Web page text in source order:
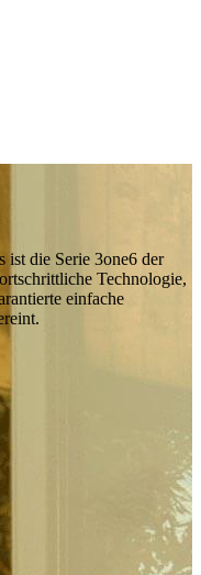
ist die Serie 3one6 der
Technologie,
einfache